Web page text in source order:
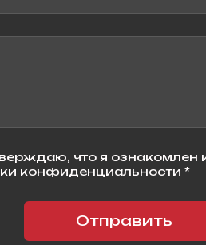
что я ознакомлен
конфиденциальности *
Отправить